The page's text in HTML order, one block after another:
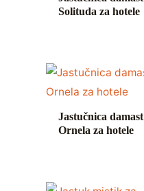
Solituda za hotele
Jastučnica damast
Ornela za hotele